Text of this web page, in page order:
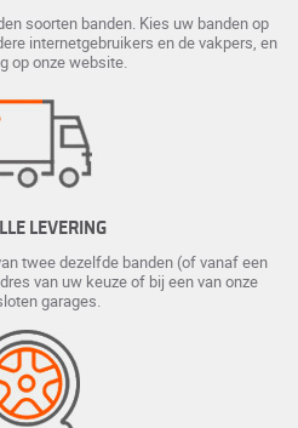
soorten banden. Kies uw banden op
internetgebruikers en de vakpers, en
op onze website.
LEVERING
twee dezelfde banden (of vanaf een
van uw keuze of bij een van onze
garages.